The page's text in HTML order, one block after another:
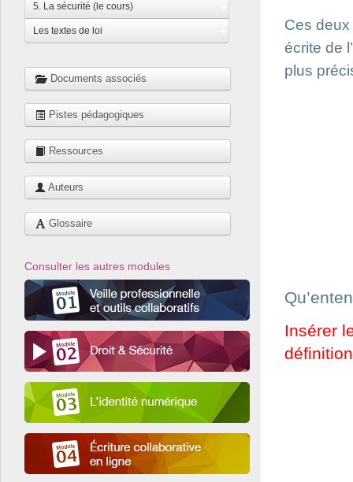
5. La sécurité (le cours)
Les textes de loi
Documents associés
Pistes pédagogiques
Ressources
Auteurs
Glossaire
Consulter les autres modules
Ces
écrite de
plus
Insérer